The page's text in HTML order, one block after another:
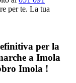
per te. La tua
per la
a Imola
Imola !